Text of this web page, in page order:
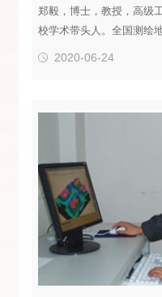
郑毅，博士，教授，高级
校学术带头人。全国测绘
“十一五”、“十二五”、“
2020-06-24